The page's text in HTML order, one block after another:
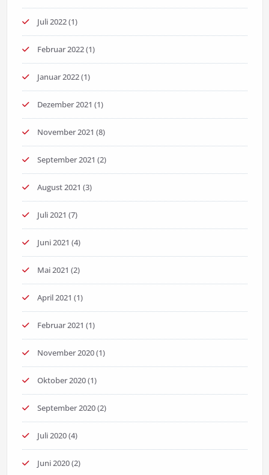
Juli 2022(1)
Februar 2022(1)
Januar 2022(1)
Dezember 2021 (1)
November 2021 (8)
September 2021 (2)
August 2021 (3)
Juli 2021 (7)
Juni 2021 (4)
Mai 2021 (2)
April 2021 (1)
Februar 2021 (1)
November 2020(1)
Oktober 2020(1)
September 2020(2)
Juli 2020(4)
Juni 2020(2)